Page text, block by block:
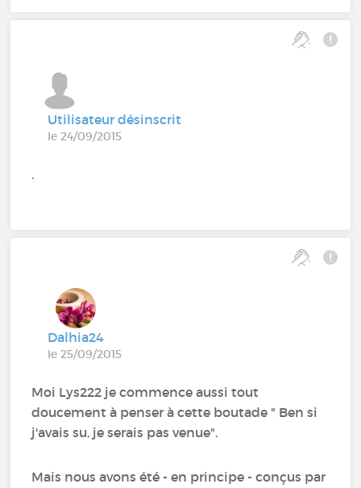
Utilisateur désinscrit
le 24/09/2015
.
Dalhia24
le 25/09/2015
Moi Lys222 je commence aussi tout
doucement à penser à cette boutade " Ben si
j'avais su, je serais pas venue".
Mais nous avons été - en principe - conçus par